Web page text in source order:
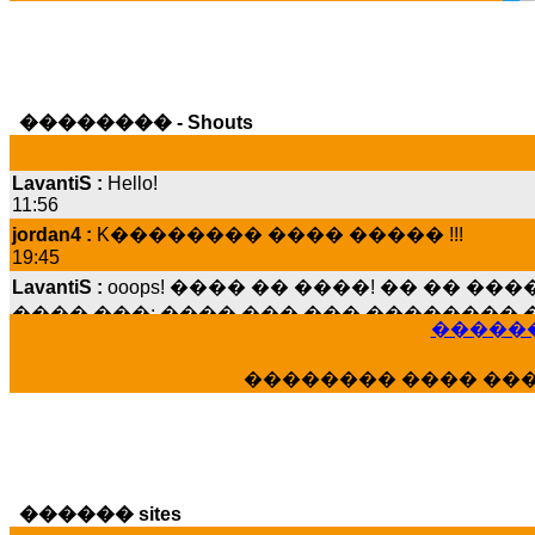
�������� - Shouts
11:56
jordan4 :
19:45
LavantiS :
���� ���; ���� ��� ��� ��������
15:07
���� ����� ��������
LavantiS :����� ���� ������� ���
������� ��������� ���� ������
�������� ����
������ sites